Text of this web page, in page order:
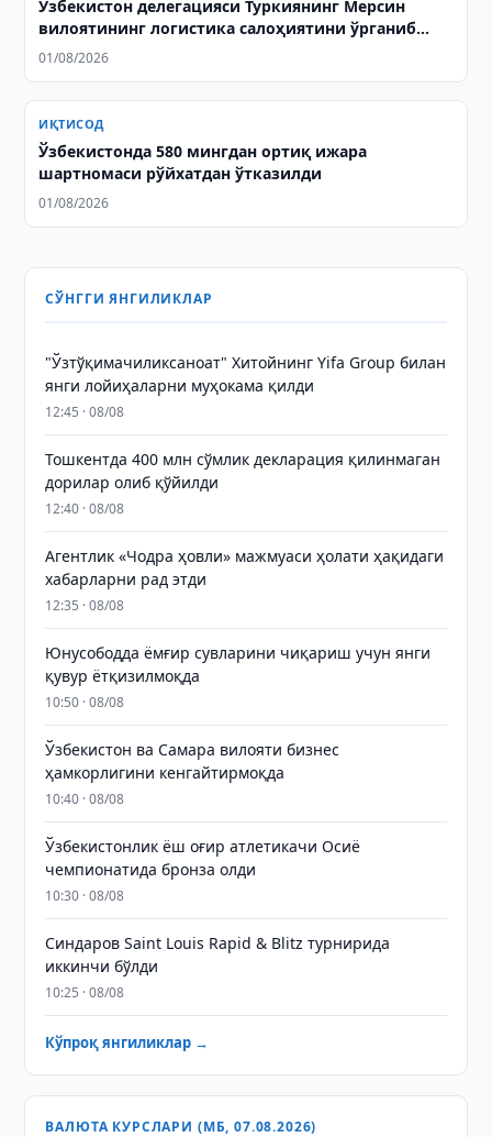
Ўзбекистон делегацияси Туркиянинг Мерсин
вилоятининг логистика салоҳиятини ўрганиб
чиқди
01/08/2026
ИҚТИСОД
Ўзбекистонда 580 мингдан ортиқ ижара
шартномаси рўйхатдан ўтказилди
01/08/2026
СЎНГГИ ЯНГИЛИКЛАР
"Ўзтўқимачиликсаноат" Хитойнинг Yifa Group билан
янги лойиҳаларни муҳокама қилди
12:45 · 08/08
Тошкентда 400 млн сўмлик декларация қилинмаган
дорилар олиб қўйилди
12:40 · 08/08
Агентлик «Чодра ҳовли» мажмуаси ҳолати ҳақидаги
хабарларни рад этди
12:35 · 08/08
Юнусободда ёмғир сувларини чиқариш учун янги
қувур ётқизилмоқда
10:50 · 08/08
Ўзбекистон ва Самара вилояти бизнес
ҳамкорлигини кенгайтирмоқда
10:40 · 08/08
Ўзбекистонлик ёш оғир атлетикачи Осиё
чемпионатида бронза олди
10:30 · 08/08
Синдаров Saint Louis Rapid & Blitz турнирида
иккинчи бўлди
10:25 · 08/08
Кўпроқ янгиликлар →
ВАЛЮТА КУРСЛАРИ (МБ, 07.08.2026)